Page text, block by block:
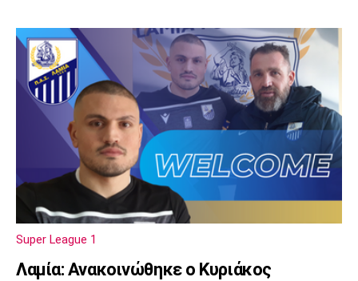
Super League 1
Λαμία: Ανακοινώθηκε ο Κυριάκος